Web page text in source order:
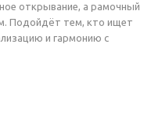
открывание, а рамочный
Подойдёт тем, кто ищет
и гармонию с